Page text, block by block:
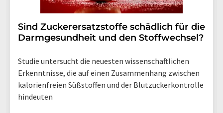
Sind Zuckerersatzstoffe schädlich für die
Darmgesundheit und den Stoffwechsel?
Studie untersucht die neuesten wissenschaftlichen
Erkenntnisse, die auf einen Zusammenhang zwischen
kalorienfreien Süßstoffen und der Blutzuckerkontrolle
hindeuten